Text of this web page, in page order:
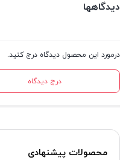
دیدگاهها
درمورد این محصول دیدگاه درج کنید.
درج دیدگاه
محصولات پیشنهادی